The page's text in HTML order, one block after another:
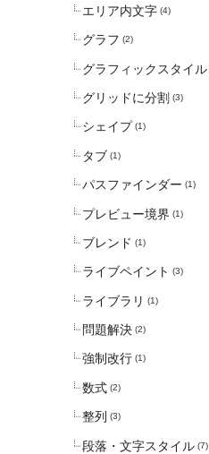
エリア内文字 (4)
グラフ (2)
グラフィックスタイル
グリッドに分割 (3)
シェイプ (1)
タブ (1)
パスファインダー (1)
プレビュー境界 (1)
ブレンド (1)
ライブペイント (3)
ライブラリ (1)
問題解決 (2)
強制改行 (1)
数式 (2)
整列 (3)
段落・文字スタイル (7)